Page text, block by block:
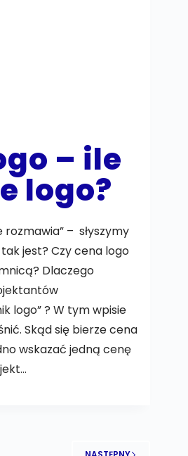
– ile
logo?
rozmawia” – słyszymy
jest? Czy cena logo
Dlaczego
logo” ? W tym wpisie
Skąd się bierze cena
wskazać jedną cenę